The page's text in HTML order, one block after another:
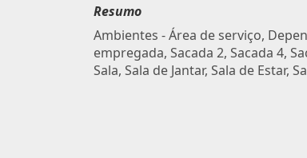
Resumo
Ambientes - Área de serviço,
empregada, Sacada 2, Sacada 4,
Sala, Sala de Jantar, Sala de Estar,